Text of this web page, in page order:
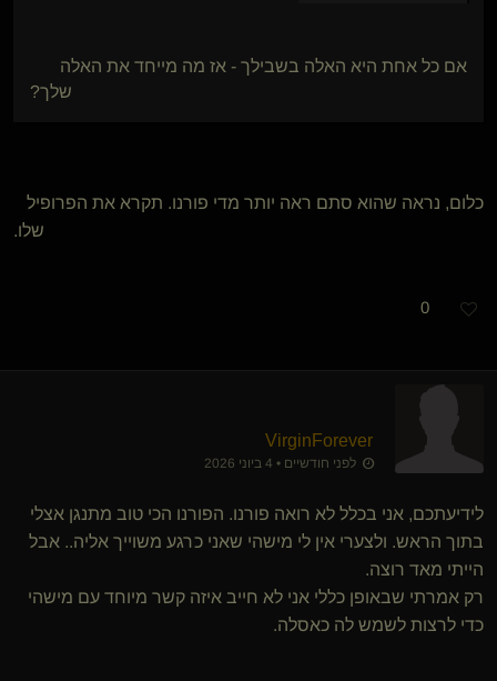
אם כל אחת היא האלה בשבילך - אז מה מייחד את האלה
שלך?
כלום, נראה שהוא סתם ראה יותר מדי פורנו. תקרא את הפרופיל
שלו.
0
VirginForever
לפני חודשיים • 4 ביוני 2026
לידיעתכם, אני בכלל לא רואה פורנו. הפורנו הכי טוב מתנגן אצלי
בתוך הראש. ולצערי אין לי מישהי שאני כרגע משוייך אליה.. אבל
הייתי מאד רוצה.
רק אמרתי שבאופן כללי אני לא חייב איזה קשר מיוחד עם מישהי
כדי לרצות לשמש לה כאסלה.